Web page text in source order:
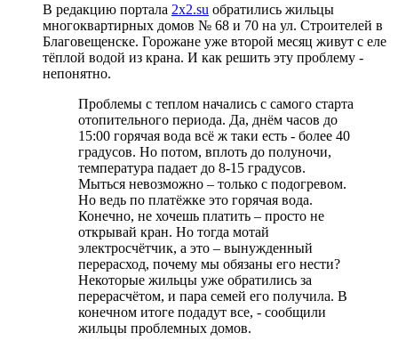
В редакцию портала 2x2.su обратились жильцы
многоквартирных домов № 68 и 70 на ул. Строителей в
Благовещенске. Горожане уже второй месяц живут с еле
тёплой водой из крана. И как решить эту проблему -
непонятно.
Проблемы с теплом начались с самого старта
отопительного периода. Да, днём часов до
15:00 горячая вода всё ж таки есть - более 40
градусов. Но потом, вплоть до полуночи,
температура падает до 8-15 градусов.
Мыться невозможно – только с подогревом.
Но ведь по платёжке это горячая вода.
Конечно, не хочешь платить – просто не
открывай кран. Но тогда мотай
электросчётчик, а это – вынужденный
перерасход, почему мы обязаны его нести?
Некоторые жильцы уже обратились за
перерасчётом, и пара семей его получила. В
конечном итоге подадут все, - сообщили
жильцы проблемных домов.